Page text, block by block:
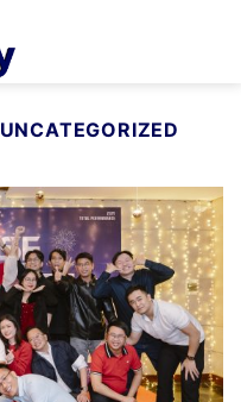
UNCATEGORIZED